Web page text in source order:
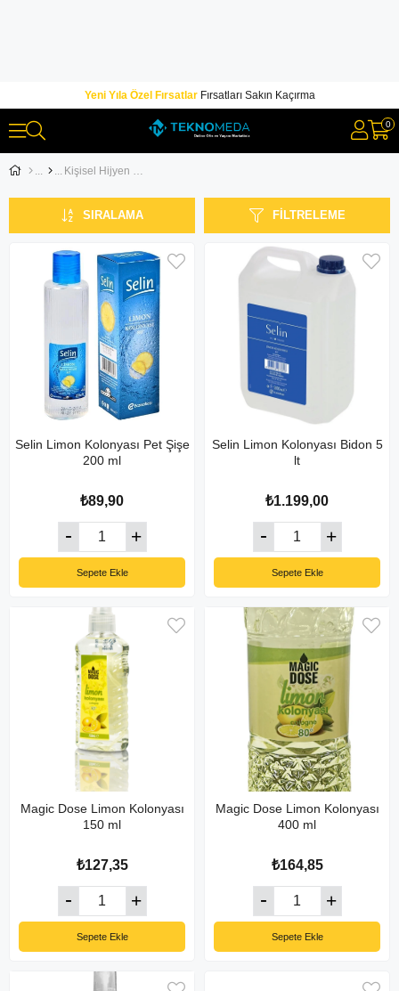
Yeni Yıla Özel FırsatlarFırsatları Sakın Kaçırma
0
Kişisel Hijyen Ürünleri
FILTRELEME
SIRALAMA
Selin Limon Kolonyası Pet Şişe
200 ml
₺89,90
Sepete Ekle
Selin Limon Kolonyası Bidon 5
lt
₺1.199,00
Sepete Ekle
Magic Dose Limon Kolonyası
150 ml
₺127,35
Sepete Ekle
Magic Dose Limon Kolonyası
400 ml
₺164,85
Sepete Ekle